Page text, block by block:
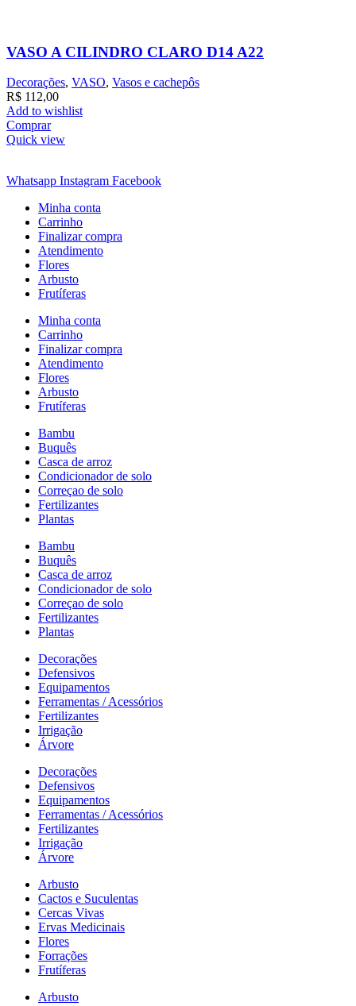
VASO A CILINDRO CLARO D14 A22
Decorações, VASO, Vasos e cachepôs
R$ 112,00
Add to wishlist
Comprar
Quick view
Whatsapp Instagram Facebook
Minha conta
Carrinho
Finalizar compra
Atendimento
Flores
Arbusto
Frutíferas
Minha conta
Carrinho
Finalizar compra
Atendimento
Flores
Arbusto
Frutíferas
Bambu
Buquês
Casca de arroz
Condicionador de solo
Correçao de solo
Fertilizantes
Plantas
Bambu
Buquês
Casca de arroz
Condicionador de solo
Correçao de solo
Fertilizantes
Plantas
Decorações
Defensivos
Equipamentos
Ferramentas / Acessórios
Fertilizantes
Irrigação
Árvore
Decorações
Defensivos
Equipamentos
Ferramentas / Acessórios
Fertilizantes
Irrigação
Árvore
Arbusto
Cactos e Suculentas
Cercas Vivas
Ervas Medicinais
Flores
Forrações
Frutíferas
Arbusto